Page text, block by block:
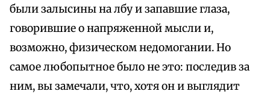
были залысины на лбу и запавшие глаза,
говорившие о напряженной мысли и,
возможно, физическом недомогании. Но
самое любопытное было не это: последив за
ним, вы замечали, что, хотя он и выглядит